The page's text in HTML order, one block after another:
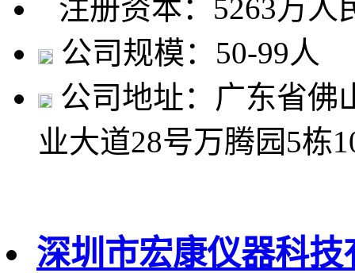
注册资本：5263万人
公司规模：50-99人
公司地址：广东省佛
业大道28号万腾园5栋
深圳市宏康仪器科技